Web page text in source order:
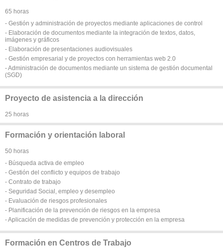
65 horas
- Gestión y administración de proyectos mediante aplicaciones de control
- Elaboración de documentos mediante la integración de textos, datos,
imágenes y gráficos
- Elaboración de presentaciones audiovisuales
- Gestión empresarial y de proyectos con herramientas web 2.0
- Administración de documentos mediante un sistema de gestión documental
(SGD)
Proyecto de asistencia a la dirección
25 horas
Formación y orientación laboral
50 horas
- Búsqueda activa de empleo
- Gestión del conflicto y equipos de trabajo
- Contrato de trabajo
- Seguridad Social, empleo y desempleo
- Evaluación de riesgos profesionales
- Planificación de la prevención de riesgos en la empresa
- Aplicación de medidas de prevención y protección en la empresa
Formación en Centros de Trabajo